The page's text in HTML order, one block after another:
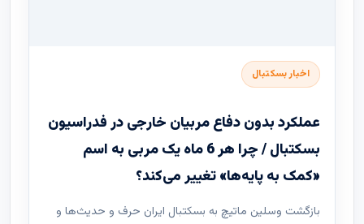
اخبار بسکتبال
عملکرد بدون دفاع مربیان خارجی در فدراسیون
بسکتبال / چرا هر 6 ماه یک مربی به اسم
«کمک به پایه‌ها» تغییر می‌کند؟
بازگشت وسلین ماتیچ به بسکتبال ایران حرف و حدیث‌ها و